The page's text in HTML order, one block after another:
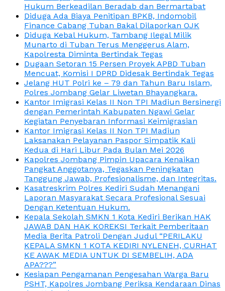
Hukum Berkeadilan Beradab dan Bermartabat
Diduga Ada Biaya Penitipan BPKB, Indomobil
Finance Cabang Tuban Bakal Dilaporkan OJK
Diduga Kebal Hukum, Tambang Ilegal Milik
Munarto di Tuban Terus Menggerus Alam,
Kapolresta Diminta Bertindak Tegas
Dugaan Setoran 15 Persen Proyek APBD Tuban
Mencuat, Komisi I DPRD Didesak Bertindak Tegas
Jelang HUT Polri ke – 79 dan Tahun Baru Islam,
Polres Jombang Gelar Liwetan Bhayangkara.
Kantor Imigrasi Kelas II Non TPI Madiun Bersinergi
dengan Pemerintah Kabupaten Ngawi Gelar
Kegiatan Penyebaran Informasi Keimigrasian
Kantor Imigrasi Kelas II Non TPI Madiun
Laksanakan Pelayanan Paspor Simpatik Kali
Kedua di Hari Libur Pada Bulan Mei 2026
Kapolres Jombang Pimpin Upacara Kenaikan
Pangkat Anggotanya, Tegaskan Peningkatan
Tanggung Jawab, Profesionalisme, dan Integritas.
Kasatreskrim Polres Kediri Sudah Menangani
Laporan Masyarakat Secara Profesional Sesuai
Dengan Ketentuan Hukum.
Kepala Sekolah SMKN 1 Kota Kediri Berikan HAK
JAWAB DAN HAK KOREKSI Terkait Pemberitaan
Media Berita Patroli Dengan Judul “PERILAKU
KEPALA SMKN 1 KOTA KEDIRI NYLENEH, CURHAT
KE AWAK MEDIA UNTUK DI SEMBELIH, ADA
APA???”
Kesiapan Pengamanan Pengesahan Warga Baru
PSHT, Kapolres Jombang Periksa Kendaraan Dinas